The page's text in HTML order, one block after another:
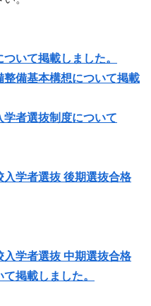
いて掲載しました。
備基本構想について掲載
者選抜制度について
学者選抜 後期選抜合格
学者選抜 中期選抜合格
掲載しました。